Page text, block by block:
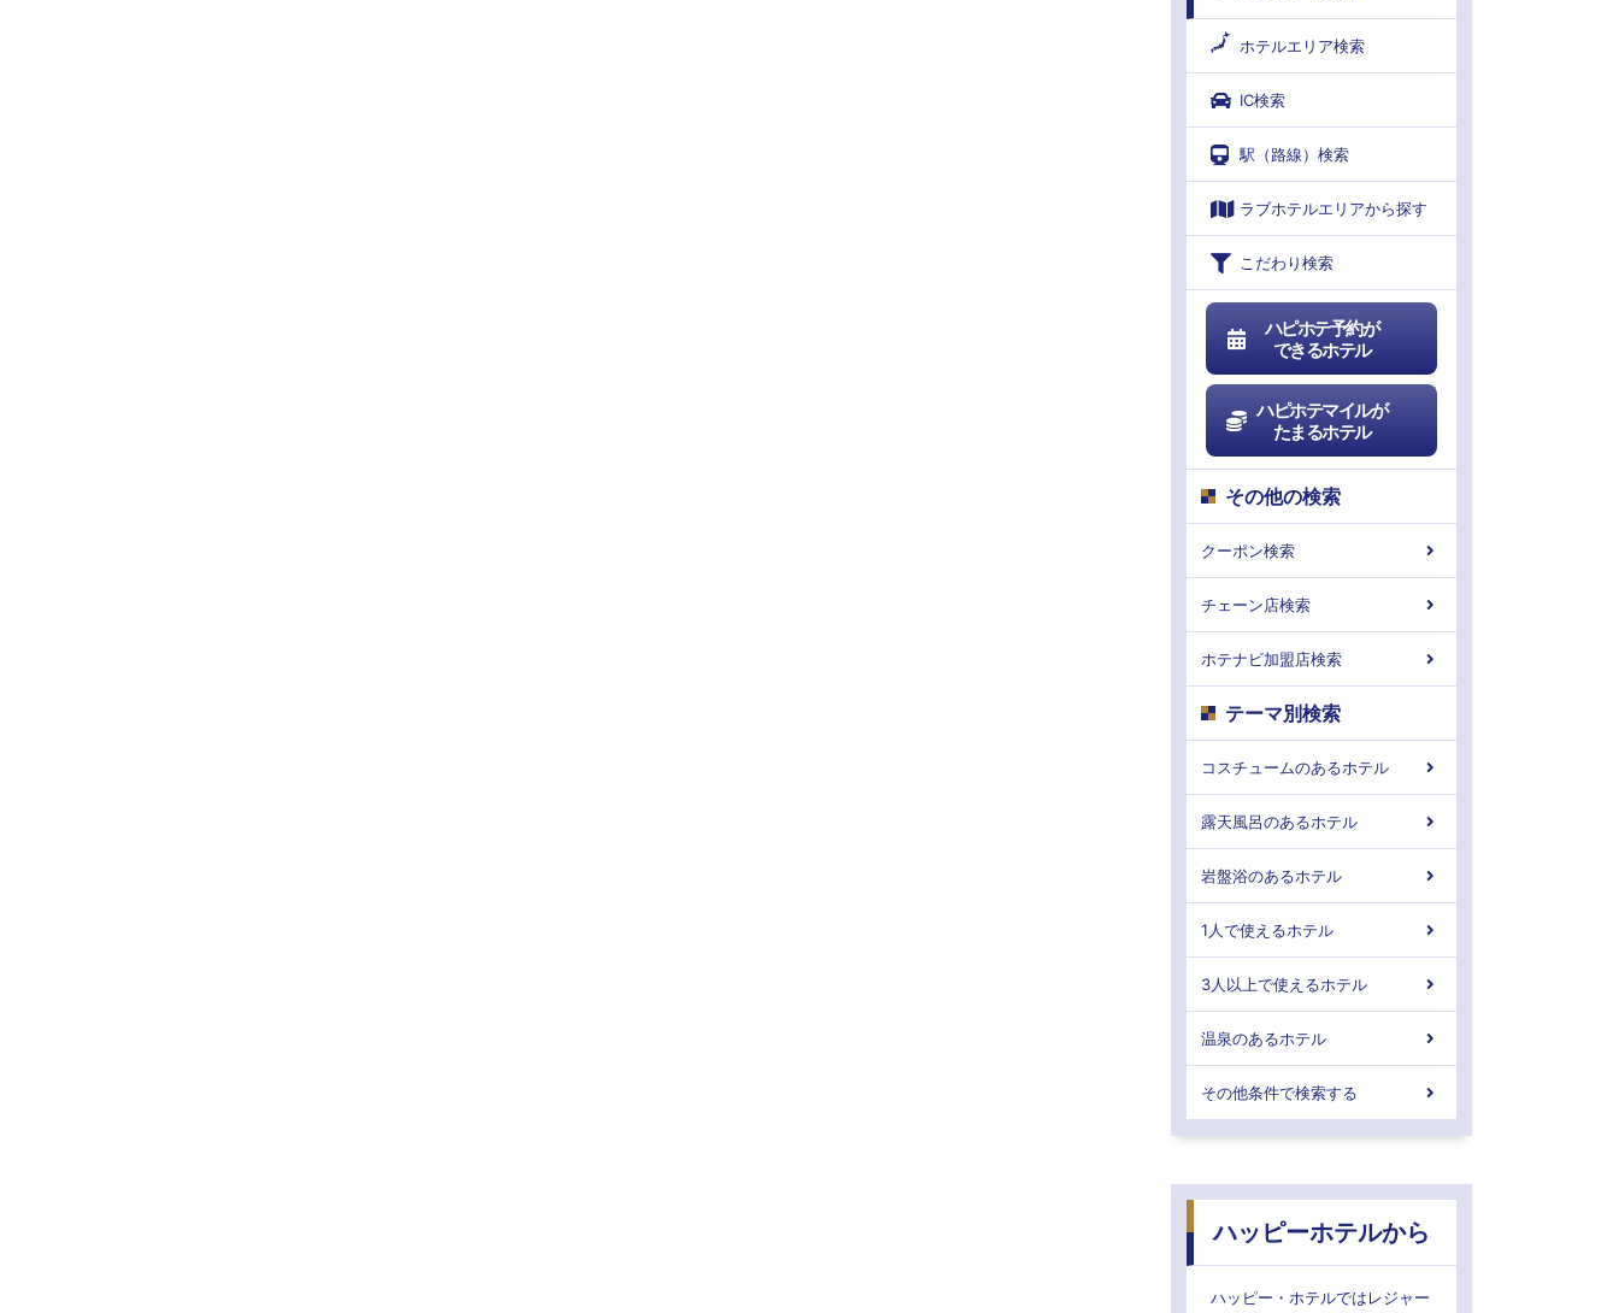
ホテルエリア検索
IC検索
駅（路線）検索
ラブホテルエリアから探す
こだわり検索
ハピホテ予約が
できるホテル
ハピホテマイルが
たまるホテル
その他の検索
クーポン検索
チェーン店検索
ホテナビ加盟店検索
テーマ別検索
コスチュームのあるホテル
露天風呂のあるホテル
岩盤浴のあるホテル
1人で使えるホテル
3人以上で使えるホテル
温泉のあるホテル
その他条件で検索する
ハッピーホテルから
ハッピー・ホテルではレジャー